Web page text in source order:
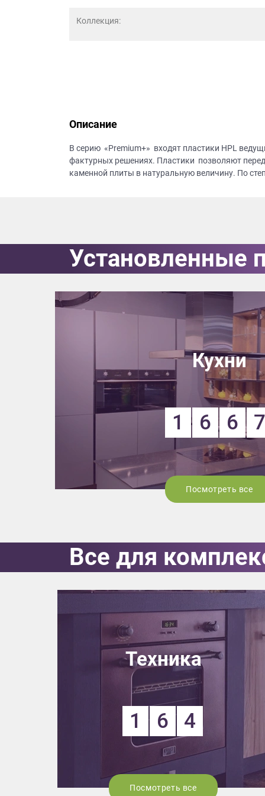
Коллекция:
Описание
В серию «Premium+» входят пластики HPL
фактурных решениях. Пластики позволяют
каменной плиты в натуральную величину. По
Установленные
Кухни
1 6 6 7
Посмотреть все
Все для
Техника
1 6 4
Посмотреть все
с